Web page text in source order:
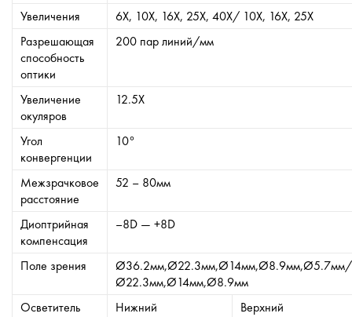
Увеличения
6X, 10X, 16X, 25X, 40X/ 10X, 16X, 25X
Разрешающая
способность
оптики
200 пар линий/мм
Увеличение
окуляров
12.5X
Угол
конвергенции
10°
Межзрачковое
расстояние
52 – 80мм
Диоптрийная
компенсация
–8D — +8D
Поле зрения
Ø36.2мм,Ø22.3мм,Ø14мм,Ø8.9мм,Ø5.7мм/
Ø22.3мм,Ø14мм,Ø8.9мм
Осветитель
Нижний
Верхний